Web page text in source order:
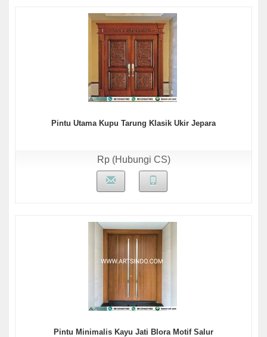
Pintu Utama Kupu Tarung Klasik Ukir Jepara
Rp (Hubungi CS)
Pintu Minimalis Kayu Jati Blora Motif Salur